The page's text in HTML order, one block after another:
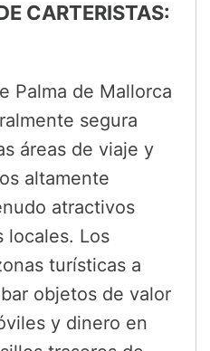
CARTERISTAS:
Palma de Mallorca
segura
áreas de viaje y
altamente
atractivos
locales. Los
turísticas a
objetos de valor
y dinero en